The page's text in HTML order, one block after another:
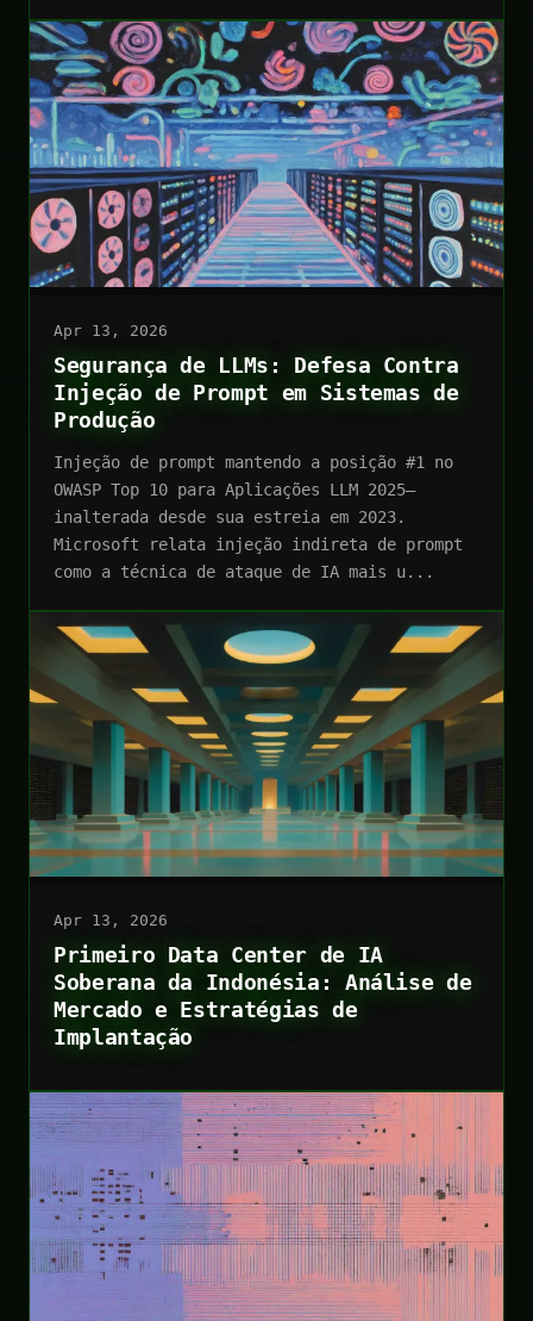
Apr 13, 2026
Segurança de LLMs: Defesa Contra
Injeção de Prompt em Sistemas de
Produção
Injeção de prompt mantendo a posição #1 no
OWASP Top 10 para Aplicações LLM 2025—
inalterada desde sua estreia em 2023.
Microsoft relata injeção indireta de prompt
como a técnica de ataque de IA mais u...
Apr 13, 2026
Primeiro Data Center de IA
Soberana da Indonésia: Análise de
Mercado e Estratégias de
Implantação